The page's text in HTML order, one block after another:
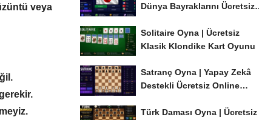
veya
Dünya Bayraklarını Ücretsiz
Solitaire Oyna | Ücretsiz
Klasik Klondike Kart Oyunu
Satranç Oyna | Yapay Zekâ
Destekli Ücretsiz Online
Türk Daması Oyna | Ücretsiz